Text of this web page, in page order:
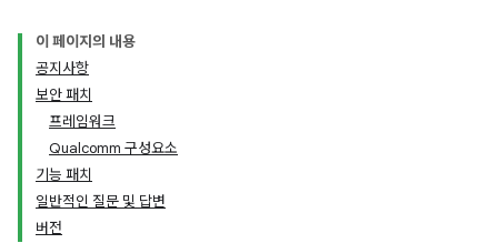
이 페이지의 내용
공지사항
보안 패치
프레임워크
Qualcomm 구성요소
기능 패치
일반적인 질문 및 답변
버전